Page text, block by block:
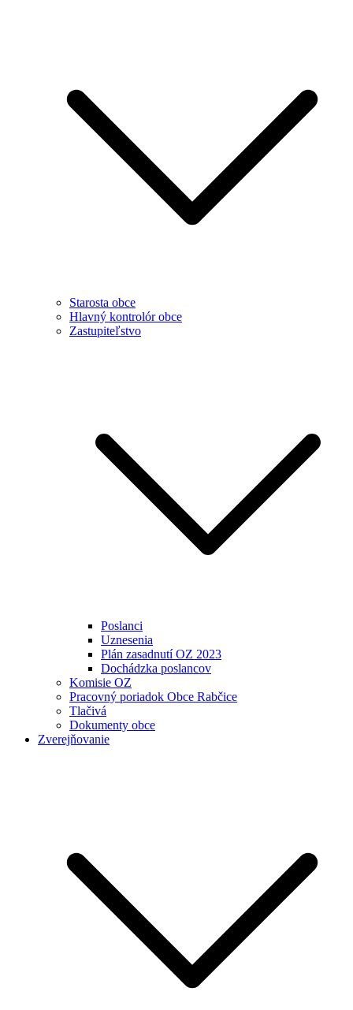
Starosta obce
Hlavný kontrolór obce
Zastupiteľstvo
Poslanci
Uznesenia
Plán zasadnutí OZ 2023
Dochádzka poslancov
Komisie OZ
Pracovný poriadok Obce Rabčice
Tlačivá
Dokumenty obce
Zverejňovanie